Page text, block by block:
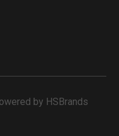
by HSBrands